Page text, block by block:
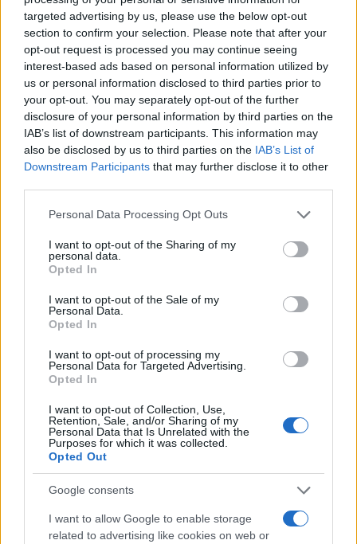
targeted advertising by us, please use the below opt-out
section to confirm your selection. Please note that after your
opt-out request is processed you may continue seeing
interest-based ads based on personal information utilized by
us or personal information disclosed to third parties prior to
your opt-out. You may separately opt-out of the further
disclosure of your personal information by third parties on the
IAB’s list of downstream participants. This information may
also be disclosed by us to third parties on the IAB’s List of
Downstream Participants that may further disclose it to other
Please note that this website/app uses one or more Google
not limited to your visit or usage behaviour. You may click to
grant or deny consent to Google and its third-party tags to
use your data for below specified purposes in below Google
consent section.
Personal Data Processing Opt Outs
I want to opt-out of the Sharing of my
personal data.
Opted In
I want to opt-out of the Sale of my
Personal Data.
Opted In
I want to opt-out of processing my
Personal Data for Targeted Advertising.
Opted In
I want to opt-out of Collection, Use,
Retention, Sale, and/or Sharing of my
Personal Data that Is Unrelated with the
Purposes for which it was collected.
Opted Out
Google consents
I want to allow Google to enable storage
related to advertising like cookies on web or
«Το θετικό σημείο με τη γρίπη, σε σύγκριση με
την COVID, είναι ότι έχουμε θέσει σε εφαρμογή
συγκεκριμένα προληπτικά μέτρα. Έχουμε έτοιμα
υποψήφια εμβόλια και ξέρουμε πώς να
παρασκευάσουμε γρήγορα ένα εμβόλιο», είπε.
«Έχουμε επίσης αποθέματα συγκεκριμένων
αντιικών που, κατ΄αρχήν, θα είναι αποτελεσματικά
απέναντι σε αυτόν τον ιό της γρίπης των πτηνών»,
πρόσθεσε.